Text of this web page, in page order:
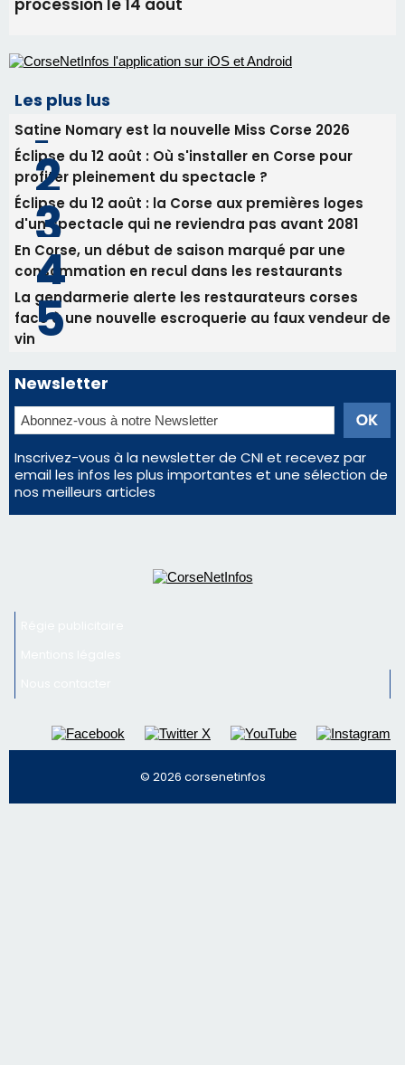
06/08/2026 15:25
projection sous les étoiles
06/08/2026 15:04
Alata - Soirée Tango Argentin au stade de San
Benedetto
05/08/2026 09:53
Biguglia : messe de la Sainte-Marie et
procession le 14 août
Les plus lus
Satine Nomary est la nouvelle Miss Corse 2026
Éclipse du 12 août : Où s'installer en Corse pour
profiter pleinement du spectacle ?
Éclipse du 12 août : la Corse aux premières loges
d'un spectacle qui ne reviendra pas avant 2081
En Corse, un début de saison marqué par une
consommation en recul dans les restaurants
nos meilleurs articles